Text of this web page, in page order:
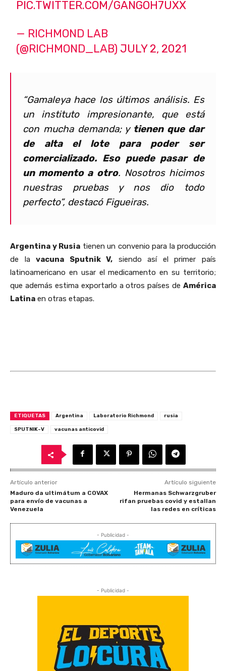
PIC.TWITTER.COM/GANGOH7UXX
— RICHMOND LAB
(@RICHMOND_LAB) JULY 2, 2021
“Gamaleya hace los últimos análisis. Es
un instituto impresionante, que está
con mucha demanda; y tienen que dar
de alta el lote para poder ser
comercializado. Eso puede pasar de
un momento a otro. Nosotros hicimos
nuestras pruebas y nos dio todo
perfecto”, destacó Figueiras.
Argentina y Rusia tienen un convenio para la producción
de lavacuna Sputnik V, siendo así el primer país
latinoamericano en usar el medicamento en su territorio;
que además estima exportarlo a otros países de América
Latina en otras etapas.
ETIQUETAS Argentina Laboratorio Richmond rusia
SPUTNIK-V vacunas anticovid
Artículo anterior
Maduro da ultimátum a COVAX
para envío de vacunas a
Venezuela
Artículo siguiente
Hermanas Schwarzgruber
rifan pruebas covid y estallan
las redes en críticas
- Publicidad -
- Publicidad -